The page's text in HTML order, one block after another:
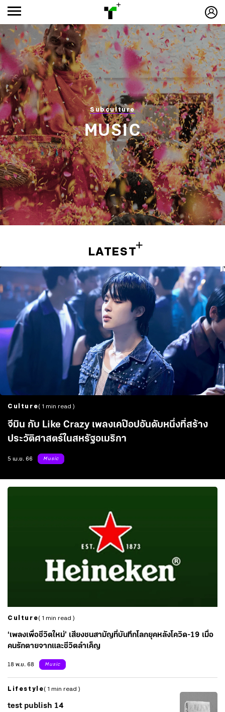
Subculture
MUSIC
LATEST
Culture( 1 min read )
จีมิน กับ Like Crazy เพลงเคป๊อปอันดับหนึ่งที่สร้าง
ประวัติศาสตร์ในสหรัฐอเมริกา
5 เม.ย. 66 Music
Culture( 1 min read )
‘เพลงเพื่อชีวิตใหม่’ เสียงชนสามัญที่บันทึกโลกยุคหลังโควิด-19 เมื่อ
คนรักตายจากและชีวิตลำเค็ญ
18 พ.ย. 68
Music
Lifestyle( 1 min read )
test publish 14